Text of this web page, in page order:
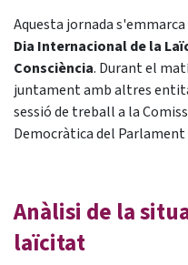
Aquesta jornada s'emmarca
Dia Internacional de la
Consciència. Durant el
juntament amb altres
sessió de treball a la
Democràtica del Parlament
Anàlisi de la
laïcitat